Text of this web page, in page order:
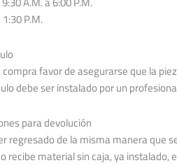
P.M.
favor de asegurarse que la
debe ser instalado por un
para devolución
regresado de la misma manera que
recibe material sin caja, ya instalado,